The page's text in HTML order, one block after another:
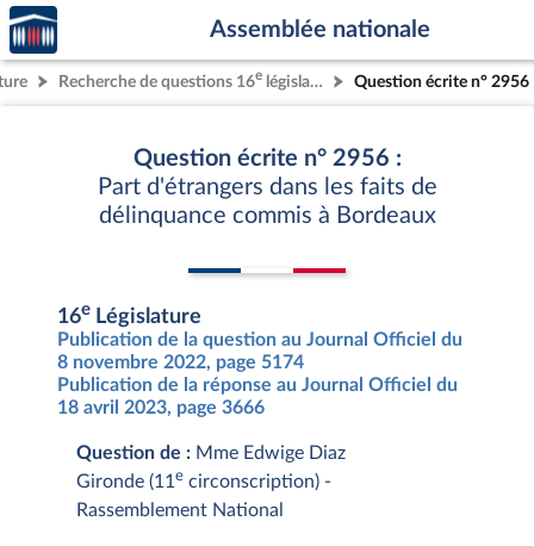
Aller au contenu
Aller en bas de la page
Accèder
à la
page
d'accueil
Assemblée nationale
Recherche de questions 16e législature Question écrite n° 2956
Question écrite n° 2956 :
Part d'étrangers dans les faits de
délinquance commis à Bordeaux
16e Législature
Publication de la question au Journal Officiel du
8 novembre 2022, page 5174
Publication de la réponse au Journal Officiel du
18 avril 2023, page 3666
Question de : Mme Edwige Diaz
Gironde (11 e circonscription) -
Rassemblement National